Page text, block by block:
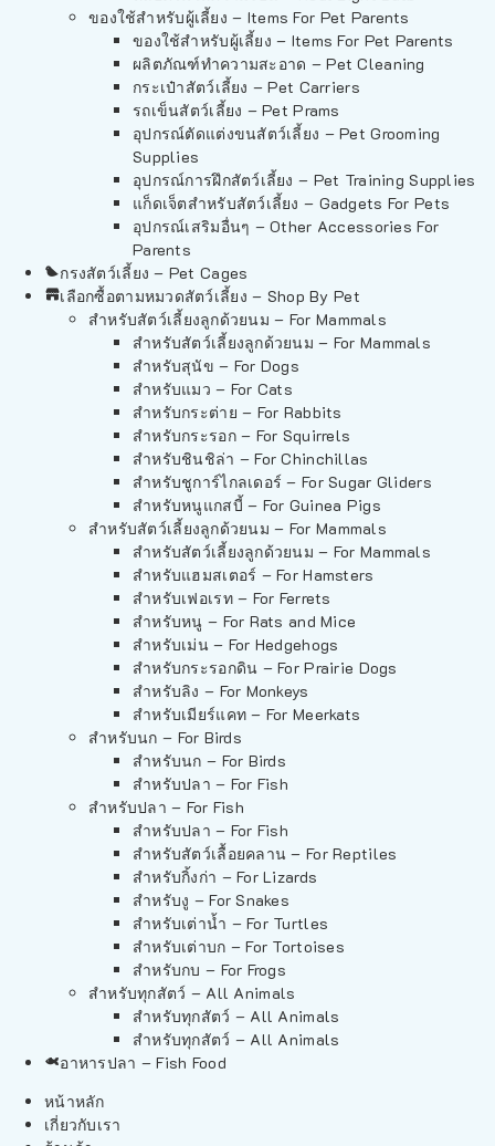
ของใช้สำหรับผู้เลี้ยง – Items For Pet Parents
ของใช้สำหรับผู้เลี้ยง – Items For Pet Parents
ผลิตภัณฑ์ทำความสะอาด – Pet Cleaning
กระเป๋าสัตว์เลี้ยง – Pet Carriers
รถเข็นสัตว์เลี้ยง – Pet Prams
อุปกรณ์ตัดแต่งขนสัตว์เลี้ยง – Pet Grooming
Supplies
อุปกรณ์การฝึกสัตว์เลี้ยง – Pet Training Supplies
แก็ดเจ็ตสำหรับสัตว์เลี้ยง – Gadgets For Pets
อุปกรณ์เสริมอื่นๆ – Other Accessories For
Parents
กรงสัตว์เลี้ยง – Pet Cages
เลือกซื้อตามหมวดสัตว์เลี้ยง – Shop By Pet
สำหรับสัตว์เลี้ยงลูกด้วยนม – For Mammals
สำหรับสัตว์เลี้ยงลูกด้วยนม – For Mammals
สำหรับสุนัข – For Dogs
สำหรับแมว – For Cats
สำหรับกระต่าย – For Rabbits
สำหรับกระรอก – For Squirrels
สำหรับชินชิล่า – For Chinchillas
สำหรับชูการ์ไกลเดอร์ – For Sugar Gliders
สำหรับหนูแกสบี้ – For Guinea Pigs
สำหรับสัตว์เลี้ยงลูกด้วยนม – For Mammals
สำหรับสัตว์เลี้ยงลูกด้วยนม – For Mammals
สำหรับแฮมสเตอร์ – For Hamsters
สำหรับเฟอเรท – For Ferrets
สำหรับหนู – For Rats and Mice
สำหรับเม่น – For Hedgehogs
สำหรับกระรอกดิน – For Prairie Dogs
สำหรับลิง – For Monkeys
สำหรับเมียร์แคท – For Meerkats
สำหรับนก – For Birds
สำหรับนก – For Birds
สำหรับปลา – For Fish
สำหรับปลา – For Fish
สำหรับปลา – For Fish
สำหรับสัตว์เลื้อยคลาน – For Reptiles
สำหรับกิ้งก่า – For Lizards
สำหรับงู – For Snakes
สำหรับเต่าน้ำ – For Turtles
สำหรับเต่าบก – For Tortoises
สำหรับกบ – For Frogs
สำหรับทุกสัตว์ – All Animals
สำหรับทุกสัตว์ – All Animals
สำหรับทุกสัตว์ – All Animals
อาหารปลา – Fish Food
หน้าหลัก
เกี่ยวกับเรา